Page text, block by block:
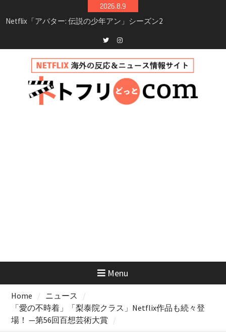
to
2026.8.9
シーズン3最新情報
Netflix映画「ボイスメールで恋をして」キャス
イッチ主演ロマコメ
新決定！2027年撮影開始へ
兄弟大騒動のコメディ映画「リトル・ブラザ
ー」がNetflixで配信！─キャスト・あらすじ・
見どころまとめ
Twitterinstagram
Menu
Home
ニュース
「愛の不時着」「梨泰院クラス」Netflix作品も続々登
場！ —第56回百想芸術大賞